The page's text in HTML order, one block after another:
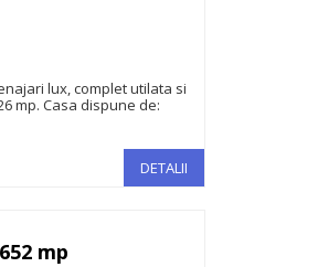
lux, complet utilata si
mp. Casa dispune de:
DETALII
mp